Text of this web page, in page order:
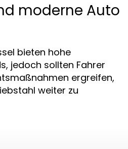
moderne Auto
bieten hohe
jedoch sollten Fahrer
ergreifen,
weiter zu